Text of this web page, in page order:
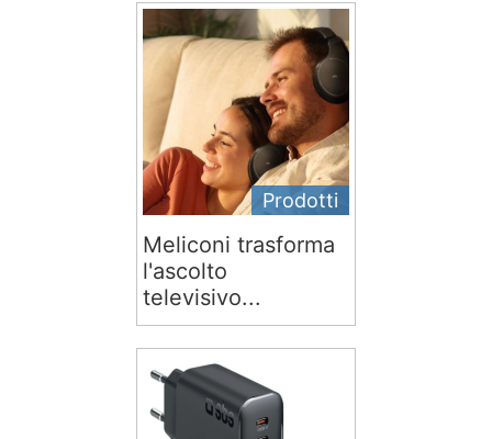
Prodotti
Meliconi trasforma
l'ascolto
televisivo...